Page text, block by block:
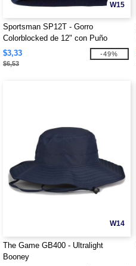
W15
Sportsman SP12T - Gorro
Colorblocked de 12" con Puño
$3,33
$6,53
-49%
W14
The Game GB400 - Ultralight
Booney